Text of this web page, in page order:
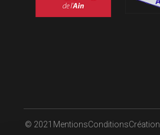
© 2021 MentionsConditionsCréation